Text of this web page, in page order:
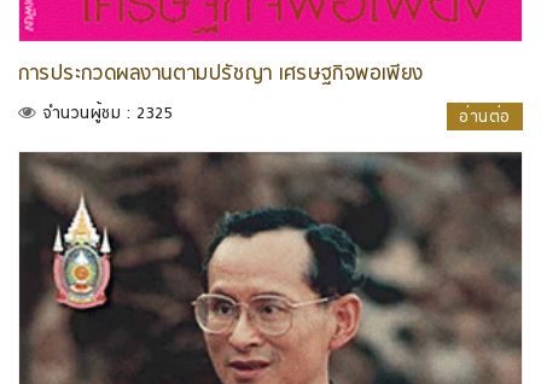
การประกวดผลงานตามปรัชญา เศรษฐกิจพอเพียง
จำนวนผู้ชม : 2325 อ่านต่อ